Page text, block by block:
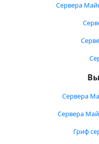
Сервера
Сервера
Сервера
Гриф